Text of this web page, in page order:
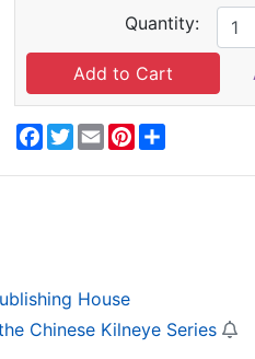
Quantity:
Facebook
Twitter
EmailPinterest
House
Chinese Kilneye Series